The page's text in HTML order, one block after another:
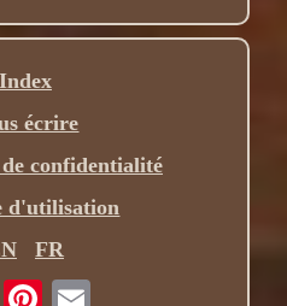
Index
écrire
confidentialité
d'utilisation
FR